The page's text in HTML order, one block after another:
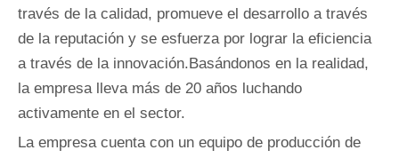
través de la calidad, promueve el desarrollo a través
de la reputación y se esfuerza por lograr la eficiencia
a través de la innovación.Basándonos en la realidad,
la empresa lleva más de 20 años luchando
activamente en el sector.
La empresa cuenta con un equipo de producción de